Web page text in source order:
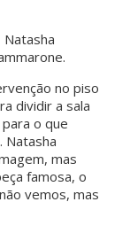
no piso
dividir a sala
o que
Natasha
mas
famosa, o
vemos, mas